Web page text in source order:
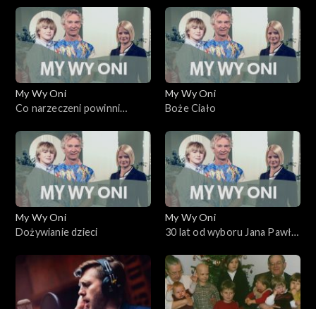
My Wy Oni
Co narzeczeni powinni
ślubem
My Wy Oni
Boże Ciało
My Wy Oni
Dożywianie dzieci
My Wy Oni
30 lat od wyboru Jana Pawła